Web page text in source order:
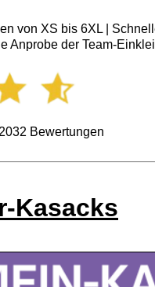
von XS bis 6XL |
Anprobe der Team-
2032 Bewertungen
Kasacks